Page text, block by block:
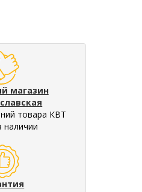
магазин
товара КВТ
наличии